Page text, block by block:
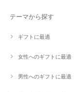
テーマから探す
ギフトに最適
女性へのギフトに最適
男性へのギフトに最適